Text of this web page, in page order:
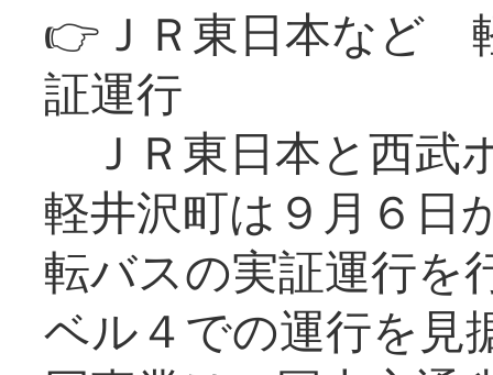
👉ＪＲ東日本など
証運行
ＪＲ東日本と西武
軽井沢町は９月６日
転バスの実証運行を
ベル４での運行を見